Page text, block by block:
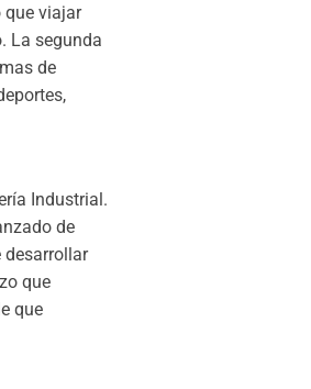
que viajar
La segunda
de
Industrial.
de
desarrollar
que
que